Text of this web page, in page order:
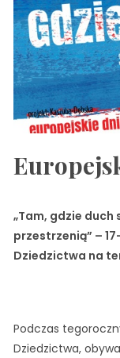
„Tam, gdzie
przestrzenią” –
Dziedzictwa na
Podczas
Dziedzictwa,